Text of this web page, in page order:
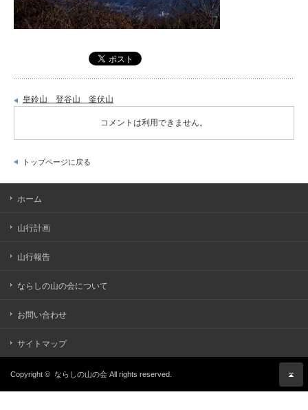
皇鈴山 登谷山 釜伏山
コメントは利用できません。
トップページに戻る
ホーム
山行計画
山行報告
ならしの山の会について
お問い合わせ
サイトマップ
Copyright © ならしの山の会 All rights reserved.